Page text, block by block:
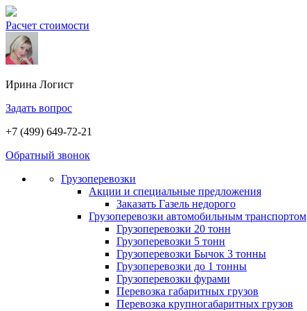
Расчет стоимости
Ирина Логист
Задать вопрос
+7 (499) 649-72-21
Обратный звонок
Грузоперевозки
Акции и специальные предложения
Заказать Газель недорого
Грузоперевозки автомобильным транспортом
Грузоперевозки 20 тонн
Грузоперевозки 5 тонн
Грузоперевозки Бычок 3 тонны
Грузоперевозки до 1 тонны
Грузоперевозки фурами
Перевозка габаритных грузов
Перевозка крупногабаритных грузов